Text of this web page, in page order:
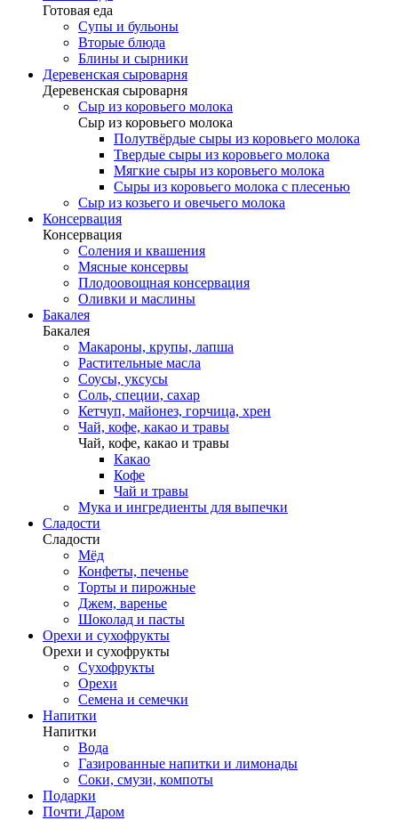
Готовая еда
Супы и бульоны
Вторые блюда
Блины и сырники
Деревенская сыроварня
Деревенская сыроварня
Сыр из коровьего молока
Сыр из коровьего молока
Полутвёрдые сыры из коровьего молока
Твердые сыры из коровьего молока
Мягкие сыры из коровьего молока
Сыры из коровьего молока с плесенью
Сыр из козьего и овечьего молока
Консервация
Консервация
Соления и квашения
Мясные консервы
Плодоовощная консервация
Оливки и маслины
Бакалея
Бакалея
Макароны, крупы, лапша
Растительные масла
Соусы, уксусы
Соль, специи, сахар
Кетчуп, майонез, горчица, хрен
Чай, кофе, какао и травы
Чай, кофе, какао и травы
Какао
Кофе
Чай и травы
Мука и ингредиенты для выпечки
Сладости
Сладости
Мёд
Конфеты, печенье
Торты и пирожные
Джем, варенье
Шоколад и пасты
Орехи и сухофрукты
Орехи и сухофрукты
Сухофрукты
Орехи
Семена и семечки
Напитки
Напитки
Вода
Газированные напитки и лимонады
Соки, смузи, компоты
Подарки
Почти Даром